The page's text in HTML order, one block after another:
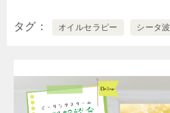
タグ オイルセラピー シータ波